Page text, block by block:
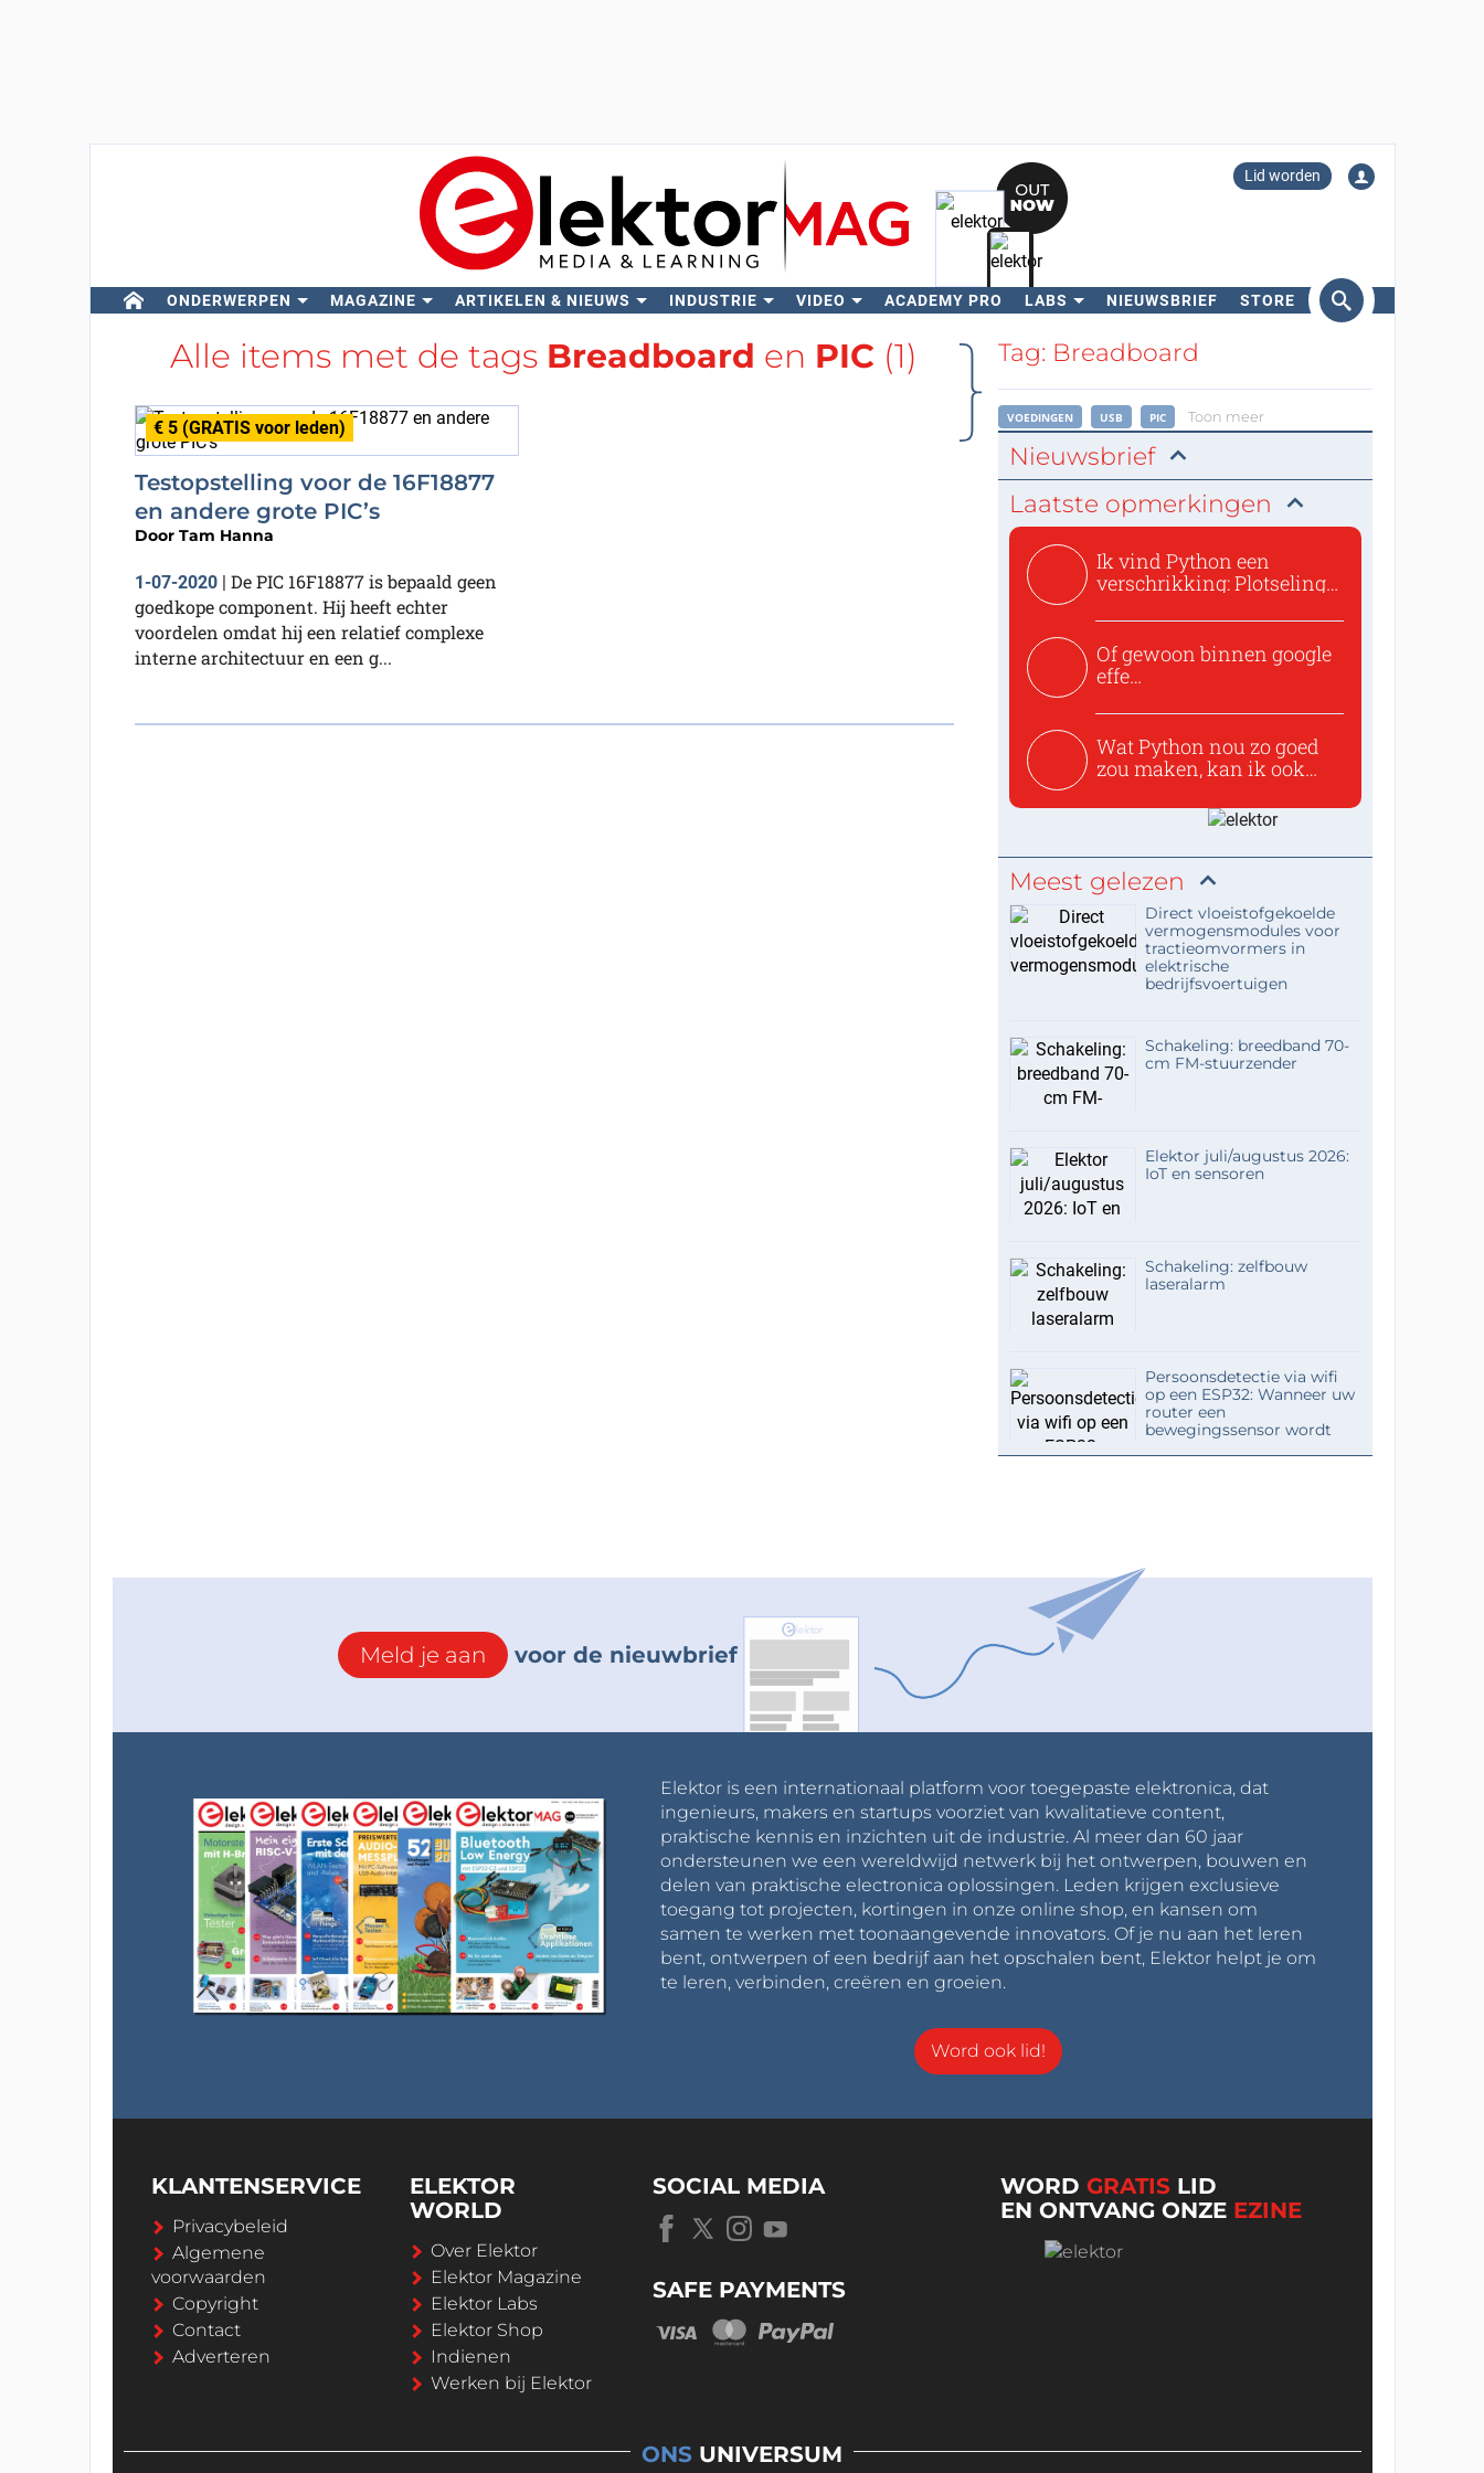
Lid worden
ONDERWERPEN MAGAZINE ARTIKELEN & NIEUWS INDUSTRIE VIDEO ACADEMY PRO LABS NIEUWSBRIEF STORE
Zoeken
Alle items met de tags Breadboard en PIC (1)
€ 5 (GRATIS voor leden)
Testopstelling voor de 16F18877
en andere grote PIC’s
Door Tam Hanna
1-07-2020| De PIC 16F18877 is bepaald geen
goedkope component. Hij heeft echter
voordelen omdat hij een relatief complexe
interne architectuur en een g...
Tag: Breadboard
VOEDINGEN USB PIC Toon meer
Nieuwsbrief
Laatste opmerkingen
Ik vind Python een
verschrikking: Plotseling
Of gewoon binnen google
effe
Wat Python nou zo goed
zou maken, kan ik ook
Meest gelezen
Direct vloeistofgekoelde
vermogensmodules voor
tractieomvormers in
elektrische
bedrijfsvoertuigen
Schakeling: breedband 70-
cm FM-stuurzender
Elektor juli/augustus 2026:
IoT en sensoren
Schakeling: zelfbouw
laseralarm
Persoonsdetectie via wifi
op een ESP32: Wanneer uw
router een
bewegingssensor wordt
Meld je aan voor de nieuwbrief
Elektor is een internationaal platform voor toegepaste elektronica, dat
ingenieurs, makers en startups voorziet van kwalitatieve content,
praktische kennis en inzichten uit de industrie. Al meer dan 60 jaar
ondersteunen we een wereldwijd netwerk bij het ontwerpen, bouwen en
delen van praktische electronica oplossingen. Leden krijgen exclusieve
toegang tot projecten, kortingen in onze online shop, en kansen om
samen te werken met toonaangevende innovators. Of je nu aan het leren
bent, ontwerpen of een bedrijf aan het opschalen bent, Elektor helpt je om
te leren, verbinden, creëren en groeien.
Word ook lid!
KLANTENSERVICE
Privacybeleid
Algemene
voorwaarden
Copyright
Contact
Adverteren
ELEKTOR
WORLD
Over Elektor
Elektor Magazine
Elektor Labs
Elektor Shop
Indienen
Werken bij Elektor
SOCIAL MEDIA
SAFE PAYMENTS
WORDGRATIS LID
EN ONTVANG ONZE EZINE
ONS UNIVERSUM